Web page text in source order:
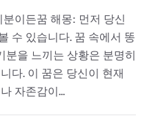
이든꿈 해몽: 먼저 당신
수 있습니다. 꿈 속에서 똥
분을 느끼는 상황은 분명히
다. 이 꿈은 당신이 현재
자존감이...